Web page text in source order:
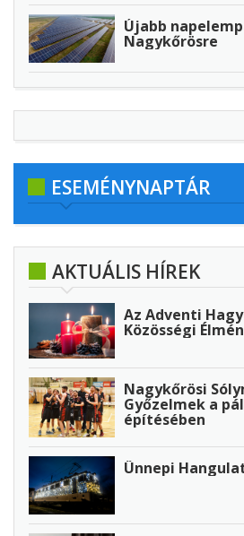
Újabb
Nagykőrösre
ESEMÉNYNAPTÁR
AKTUÁLIS HÍREK
Az Adventi
Közösségi
Nagykőrösi
Győzelmek a
építésében
Ünnepi